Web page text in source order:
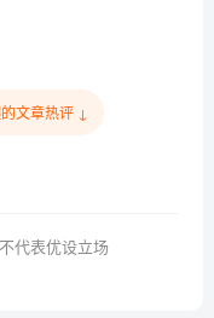
文章热评 ↓
代表优设立场